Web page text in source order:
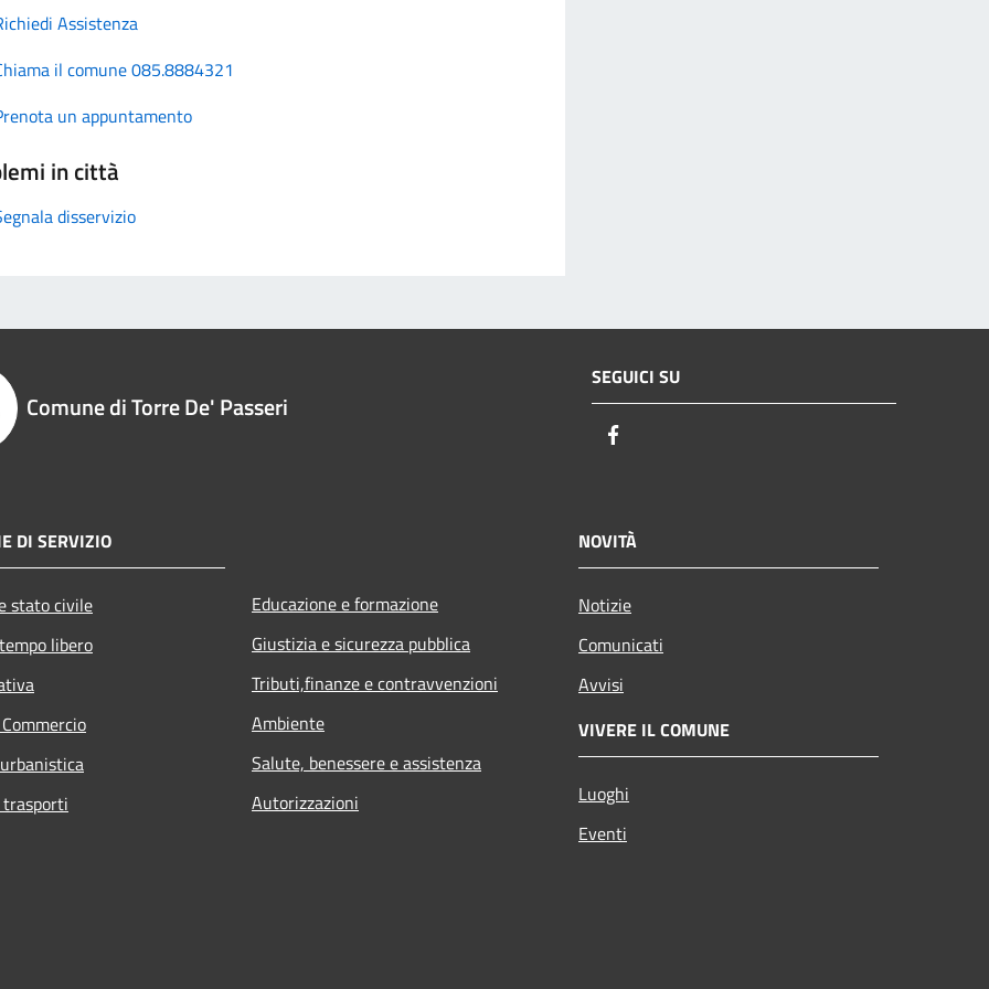
Assistenza
il comune 085.8884321
un appuntamento
in città
disservizio
Comune di Torre De' Passeri
SEGUICI SU
DI SERVIZIO
stato civile
libero
Educazione e formazione
Giustizia e sicurezza pubblica
Tributi,finanze e contravvenzioni
Ambiente
Salute, benessere e assistenza
Autorizzazioni
NOVITÀ
Notizie
Comunicati
Avvisi
VIVERE IL COMUNE
Luoghi
Eventi